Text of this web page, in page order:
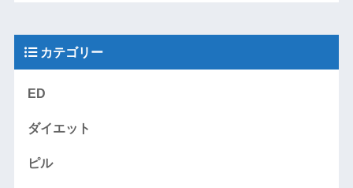
カテゴリー
ED
ダイエット
ピル